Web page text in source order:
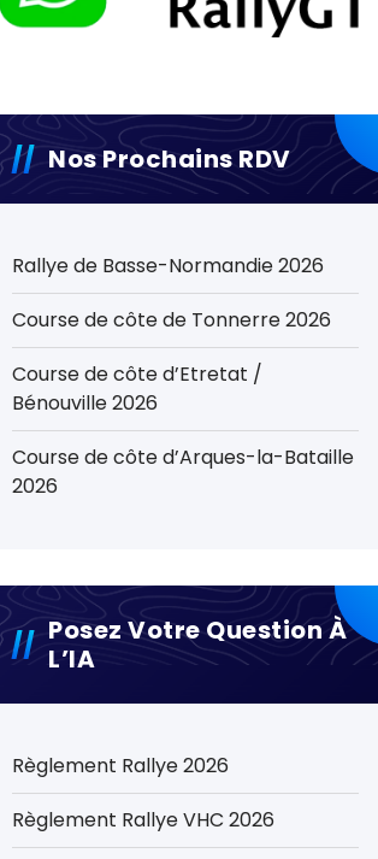
Nos Prochains RDV
Rallye de Basse-Normandie 2026
Course de côte de Tonnerre 2026
Course de côte d’Etretat /
Bénouville 2026
Course de côte d’Arques-la-Bataille
2026
Posez Votre Question À
L’IA
Règlement Rallye 2026
Règlement Rallye VHC 2026